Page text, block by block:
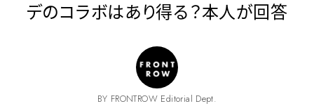
デのコラボはあり得る？本人が回答
BY FRONTROW Editorial Dept.